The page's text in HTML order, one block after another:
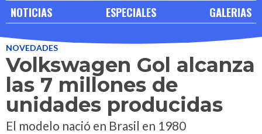
NOTICIAS ESPECIALES GALERIAS
NOVEDADES
Volkswagen Gol alcanza
las 7 millones de
unidades producidas
El modelo nació en Brasil en 1980